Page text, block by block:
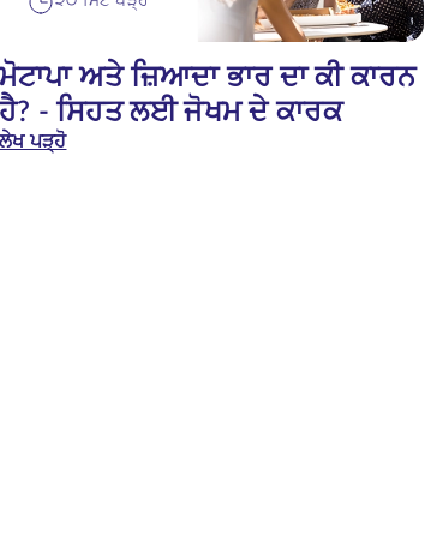
ਅਤੇ ਜ਼ਿਆਦਾ ਭਾਰ ਦਾ ਕੀ ਕਾਰਨ
- ਸਿਹਤ ਲਈ ਜੋਖਮ ਦੇ ਕਾਰਕ
ਪੜ੍ਹੋ